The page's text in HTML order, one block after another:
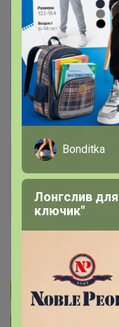
Сбор
Перейти
Бонифаций
Подписаться на
Bonditka
Лонгслив
ключик"